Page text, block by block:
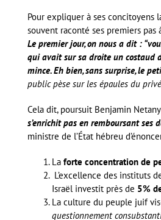
Pour expliquer à ses concitoyens
souvent raconté ses premiers pas
Le premier jour, on nous a dit :
qui avait sur sa droite un costaud
mince. Eh bien, sans surprise, le
public pèse sur les épaules du
Cela dit, poursuit Benjamin
s’enrichit pas en remboursant ses
ministre de l’État hébreu
La forte concentration de
L’excellence des instituts
Israël investit près de 5%
La culture du peuple juif
questionnement